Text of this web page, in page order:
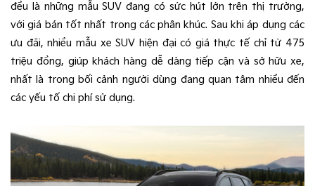
đều là những mẫu SUV đang có sức hút lớn trên thị trường,
với giá bán tốt nhất trong các phân khúc. Sau khi áp dụng các
ưu đãi, nhiều mẫu xe SUV hiện đại có giá thực tế chỉ từ 475
triệu đồng, giúp khách hàng dễ dàng tiếp cận và sở hữu xe,
nhất là trong bối cảnh người dùng đang quan tâm nhiều đến
các yếu tố chi phí sử dụng.